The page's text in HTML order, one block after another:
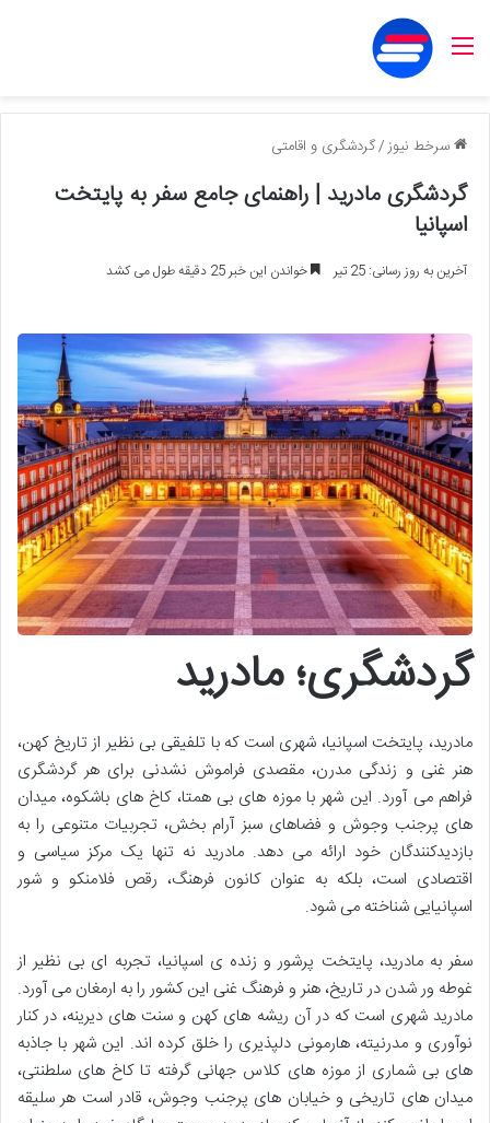
منو
سرخط نیوز/گردشگری و اقامتی
گردشگری مادرید | راهنمای جامع سفر به پایتخت
اسپانیا
آخرین به روز رسانی: 25 تیر خواندن این خبر 25 دقیقه طول می کشد
گردشگری؛ مادرید
مادرید، پایتخت اسپانیا، شهری است که با تلفیقی بی نظیر از تاریخ کهن،
هنر غنی و زندگی مدرن، مقصدی فراموش نشدنی برای هر گردشگری
فراهم می آورد. این شهر با موزه های بی همتا، کاخ های باشکوه، میدان
های پرجنب وجوش و فضاهای سبز آرام بخش، تجربیات متنوعی را به
بازدیدکنندگان خود ارائه می دهد. مادرید نه تنها یک مرکز سیاسی و
اقتصادی است، بلکه به عنوان کانون فرهنگ، رقص فلامنکو و شور
اسپانیایی شناخته می شود.
سفر به مادرید، پایتخت پرشور و زنده ی اسپانیا، تجربه ای بی نظیر از
غوطه ور شدن در تاریخ، هنر و فرهنگ غنی این کشور را به ارمغان می آورد.
مادرید شهری است که در آن ریشه های کهن و سنت های دیرینه، در کنار
نوآوری و مدرنیته، هارمونی دلپذیری را خلق کرده اند. این شهر با جاذبه
های بی شماری از موزه های کلاس جهانی گرفته تا کاخ های سلطنتی،
میدان های تاریخی و خیابان های پرجنب وجوش، قادر است هر سلیقه